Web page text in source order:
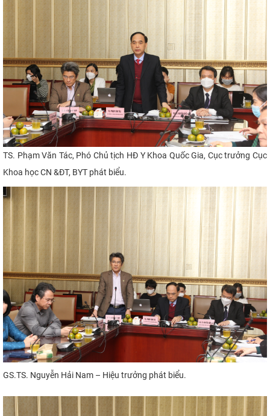
TS. Phạm Văn Tác, Phó Chủ tịch HĐ Y Khoa Quốc Gia, Cục trưởng Cục
Khoa học CN &ĐT, BYT phát biểu.
GS.TS. Nguyễn Hải Nam – Hiệu trưởng phát biểu.